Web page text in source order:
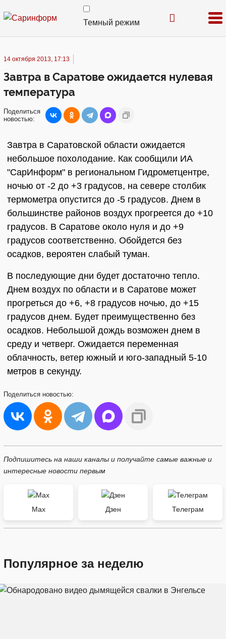
Темный режим
14 октября 2013, 17:13
Завтра в Саратове ожидается нулевая
температура
Поделиться
новостью:
Завтра в Саратовской области ожидается
небольшое похолодание. Как сообщили ИА
"СарИнформ" в региональном Гидрометцентре,
ночью от -2 до +3 градусов, на севере столбик
термометра опустится до -5 градусов. Днем в
большинстве районов воздух прогреется до +10
градусов. В Саратове около нуля и до +9
градусов соответственно. Обойдется без
осадков, вероятен слабый туман.
В последующие дни будет достаточно тепло.
Днем воздух по области и в Саратове может
прогреться до +6, +8 градусов ночью, до +15
градусов днем. Будет преимущественно без
осадков. Небольшой дождь возможен днем в
среду и четверг. Ожидается переменная
облачность, ветер южный и юго-западный 5-10
метров в секунду.
Поделиться новостью:
Подпишитесь на наши каналы и получайте самые важные и
интересные новости первым
Max Дзен Телеграм
Популярное за неделю